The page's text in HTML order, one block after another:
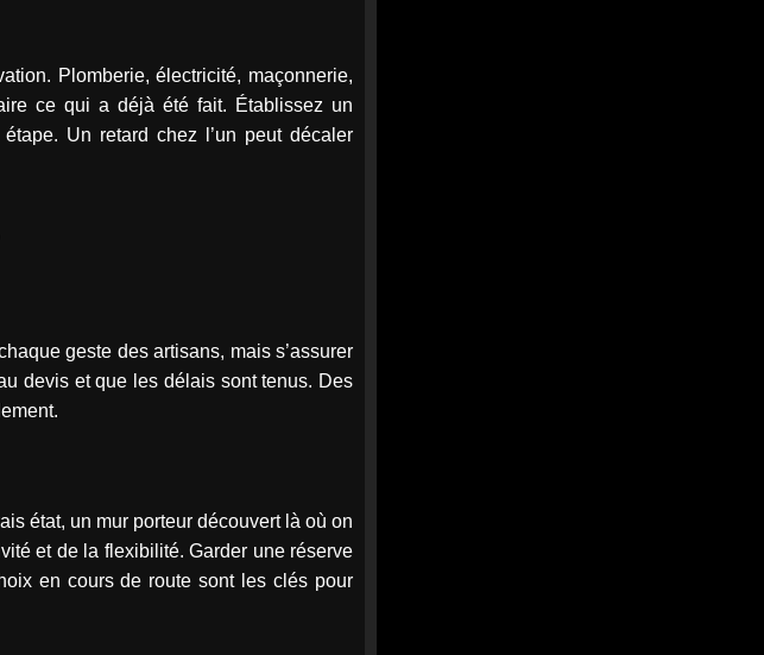
Plomberie, électricité, maçonnerie,
ce qui a déjà été fait. Établissez un
Un retard chez l’un peut décaler
geste des artisans, mais s’assurer
devis et que les délais sont tenus. Des
état, un mur porteur découvert là où on
et de la flexibilité. Garder une réserve
en cours de route sont les clés pour